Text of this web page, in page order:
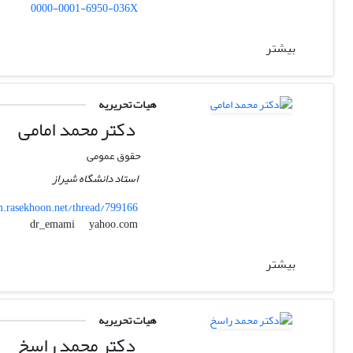
0000-0001-6950-036X
بیشتر
هیات تحریریه
دکتر محمد امامی
حقوق عمومی
استاد دانشگاه شیراز
thread/799166
dr_emami
yahoo.com
بیشتر
هیات تحریریه